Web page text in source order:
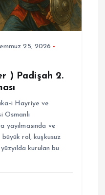
25, 2026
) Padişah 2.
i Hayriye ve
Osmanlı
yayılmasında ve
rol, kuşkusuz
kurulan bu